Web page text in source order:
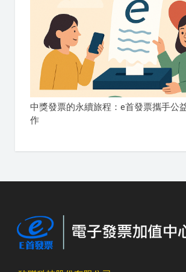
中獎發票的永續旅程：e首發票攜手公
作